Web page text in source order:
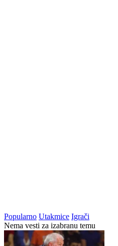
Popularno Utakmice Igrači
Nema vesti za izabranu temu